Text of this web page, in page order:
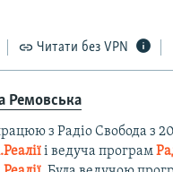
Читати без VPN
Ремовська
з Радіо Свобода з
і ведуча програм